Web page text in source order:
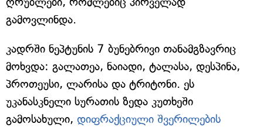
გამოვლინდა.
კადრში ნეპტუნის 7 ბუნებრივი თანამგზავრიც
მოხვდა: გალათეა, ნაიადი, ტალასა, დესპინა,
პროთეუსი, ლარისა და ტრიტონი. ეს
უკანასკნელი სურათის ზედა კუთხეში
გამოსახული, დიფრაქციული შვერილების